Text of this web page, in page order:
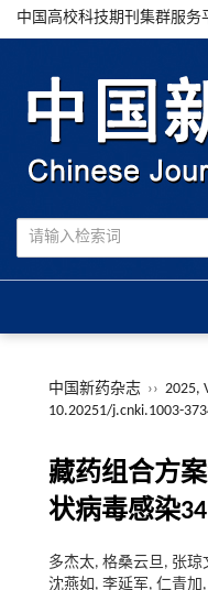
中国高校科技期刊集群服务
中国新药杂志 ›› 2025,
10.20251/j.cnki.1003-
藏药组合方
状病毒感染
多杰太, 格桑云旦, 张
沈燕如, 李延军, 仁青